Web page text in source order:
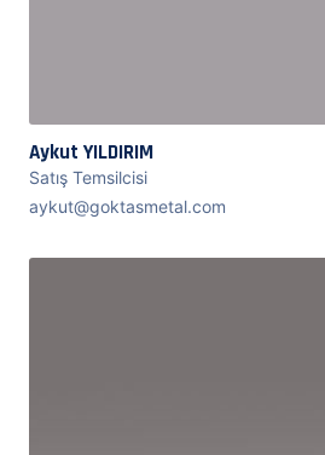
Aykut YILDIRIM
Satış Temsilcisi
aykut@goktasmetal.com